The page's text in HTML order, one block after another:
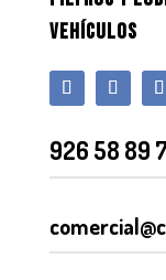
VEHÍCULOS
926 58 89